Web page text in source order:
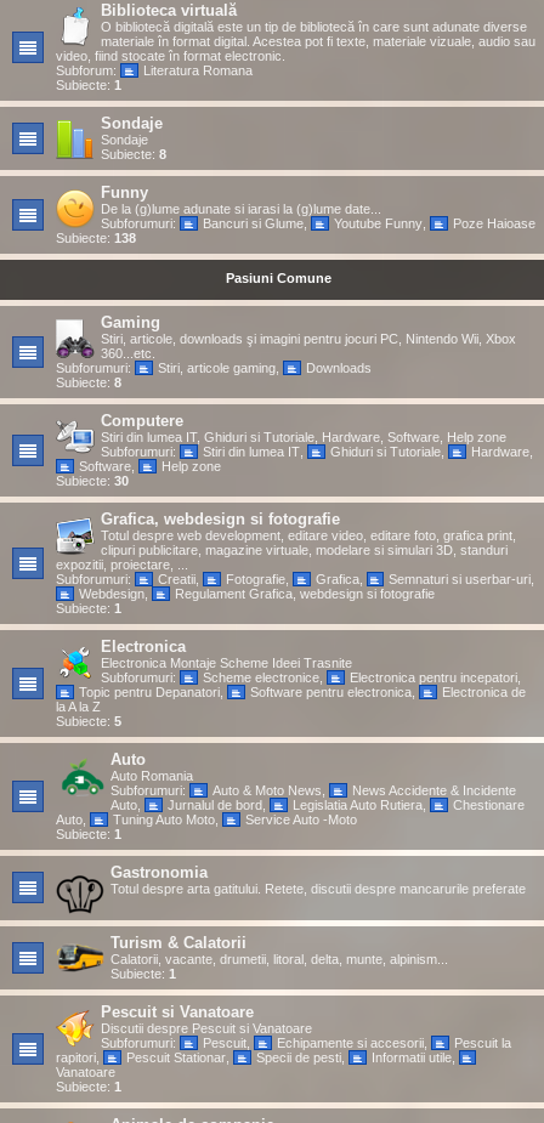
Biblioteca virtuală
O bibliotecă digitală este un tip de bibliotecă în care sunt adunate diverse
materiale în format digital. Acestea pot fi texte, materiale vizuale, audio sau
video, fiind stocate în format electronic.
Subforum:
Literatura Romana
Subiecte: 1
Sondaje
Sondaje
Subiecte: 8
Funny
De la (g)lume adunate si iarasi la (g)lume date...
Subforumuri:
Bancuri si Glume, Youtube Funny,
Poze Haioase
Subiecte: 138
Pasiuni Comune
Gaming
Stiri, articole, downloads şi imagini pentru jocuri PC, Nintendo Wii, Xbox
360...etc.
Subforumuri:
Stiri, articole gaming,
Downloads
Subiecte: 8
Computere
Stiri din lumea IT, Ghiduri si Tutoriale, Hardware, Software, Help zone
Subforumuri:
Stiri din lumea IT, Ghiduri si Tutoriale, Hardware,
Software,
Help zone
Subiecte: 30
Grafica, webdesign si fotografie
Totul despre web development, editare video, editare foto, grafica print,
clipuri publicitare, magazine virtuale, modelare si simulari 3D, standuri
expozitii, proiectare, ...
Subforumuri:
Creatii, Fotografie, Grafica, Semnaturi si userbar-uri
Webdesign,
Regulament Grafica, webdesign si fotografie
Subiecte: 1
Electronica
Electronica Montaje Scheme Ideei Trasnite
Subforumuri:
Scheme electronice, Electronica pentru incepatori,
Topic pentru Depanatori, Software pentru electronica,
Electronica de
la A la Z
Subiecte: 5
Auto
Auto Romania
Subforumuri:
Auto & Moto News
News Accidente & Incidente
Auto
Jurnalul de bord, Legislatia Auto Rutiera,
Chestionare
Auto
Tuning Auto Moto,
Service Auto -Moto
Subiecte: 1
Gastronomia
Totul despre arta gatitului. Retete, discutii despre mancarurile preferate
Turism & Calatorii
Calatorii, vacante, drumetii, litoral, delta, munte, alpinism...
Subiecte: 1
Pescuit si Vanatoare
Discutii despre Pescuit si Vanatoare
Subforumuri:
Pescuit, Echipamente si accesorii,
Pescuit la
rapitori
Pescuit Stationar, Specii de pesti, Informatii utile,
Vanatoare
Subiecte: 1